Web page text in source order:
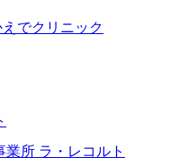
所 ラ・レコルト